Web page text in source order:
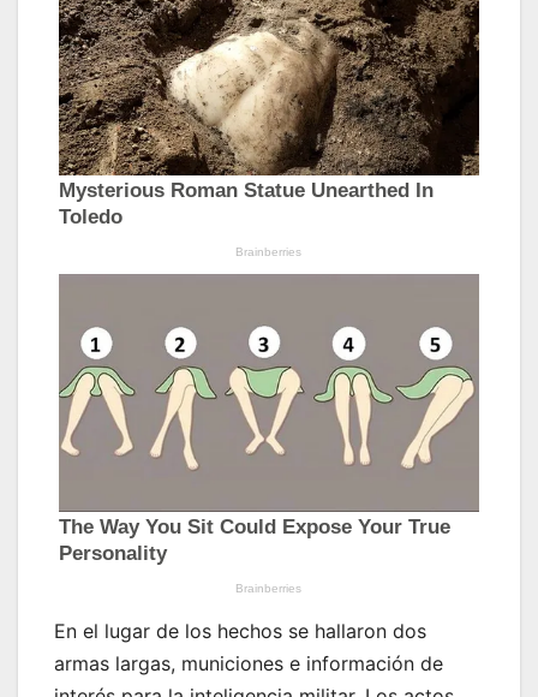
En el lugar de los hechos se hallaron dos
armas largas, municiones e información de